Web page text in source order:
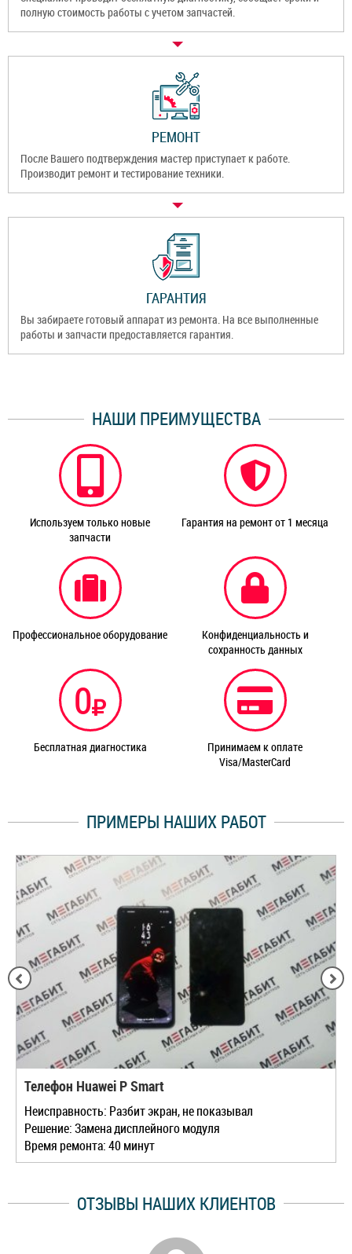
полную стоимость работы с учетом запчастей.
РЕМОНТ
После Вашего подтверждения мастер приступает к работе.
Производит ремонт и тестирование техники.
ГАРАНТИЯ
Вы забираете готовый аппарат из ремонта. На все выполненные
работы и запчасти предоставляется гарантия.
НАШИ ПРЕИМУЩЕСТВА
Используем только новые
запчасти
Гарантия на ремонт от 1 месяца
Профессиональное оборудование
Конфиденциальность и
сохранность данных
0
Бесплатная диагностика
Принимаем к оплате
Visa/MasterCard
ПРИМЕРЫ НАШИХ РАБОТ
Телефон Huawei P Smart
Неисправность: Разбит экран, не показывал
Решение: Замена дисплейного модуля
Время ремонта: 40 минут
ОТЗЫВЫ НАШИХ КЛИЕНТОВ